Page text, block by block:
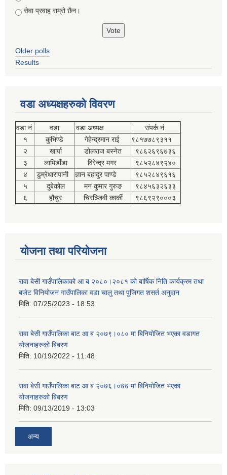
सेवा प्रवाह राम्रो छैन।
Older polls
Results
वडा अध्यक्षहरुको विवरण
वडा नं. वडा वडा अध्यक्ष
संपर्क नं.
१
कुभिण्डे गेहेन्द्रमान राई
९८१७७८९३११
२
खार्पा डोलराज बस्नेत
९८६२६९६७३६
३
लामिडाँडा विरेन्द्र मगर
९८५२८४९२४०
४
डुम्रेधारापानी ज्ञान बहादुर पाण्डे
९८५२८४९६१६
५
दुबेकोल मन कुमार गुरुङ
९८४५६३२६३३
६
हौचुर चिरञ्जिवी कार्की ९८६९२९०००३
योजना तथा परियोजना
रावा बेसी गाउँपालिकाको आ ब २०८०।२०८१ को बार्षिक निति कार्यक्रम तथा
बजेट विनियोजन गाउँपालिका वडा चालु तथा पुजिगत शसर्त अनुदान
मिति: 07/25/2023 - 18:53
रावा बेसी गाउँपालिका बाट आ ब २०७९।०८० मा बिनियोजित भएका वडागत
योजनाहरुको बिबरण
मिति: 10/19/2022 - 11:48
रावा बेसी गाउँपालिका बाट आ ब २०७६।०७७ मा बिनियोजित भएका
योजनाहरुको बिबरण
मिति: 09/13/2019 - 13:03
अन्य